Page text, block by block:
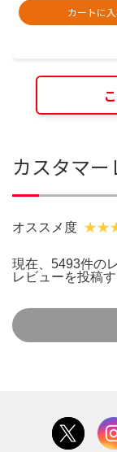
カートに
カスタマー
オススメ度
現在、5493件の
レビューを投稿